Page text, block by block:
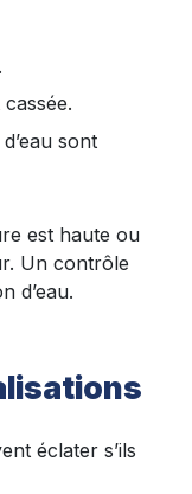
cassée.
sont
est haute ou
Un contrôle
d’eau.
éclater s’ils